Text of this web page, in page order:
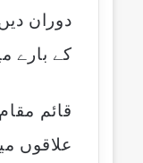
دوران
کے بارے
قائم
علاقوں